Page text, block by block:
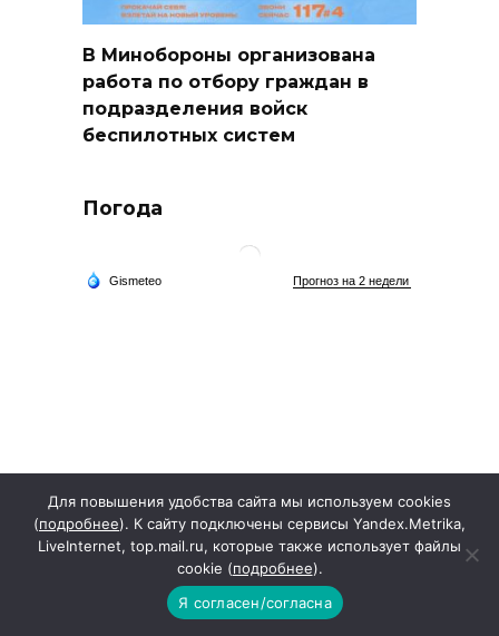
В Минобороны организована
работа по отбору граждан в
подразделения войск
беспилотных систем
Погода
Для повышения удобства сайта мы используем cookies
(подробнее). К сайту подключены сервисы Yandex.Metrika,
LiveInternet, top.mail.ru, которые также использует файлы
cookie (подробнее).
Я согласен/согласна